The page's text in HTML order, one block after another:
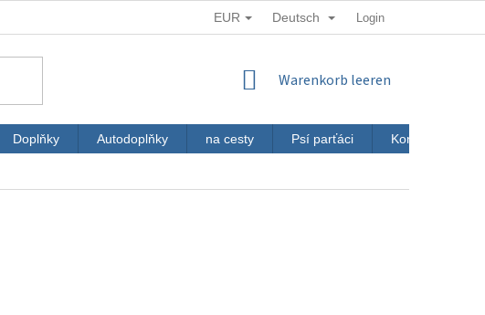
EUR Deutsch Login
WARENKORB
Warenkorb leeren
Doplňky Autodoplňky na cesty Psí parťáci Kontakt